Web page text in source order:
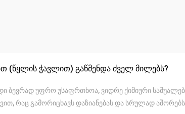
(წყლის ჭავლით) გაწმენდა ძველ მილებს?
ბევრად უფრო უსაფრთხოა, ვიდრე ქიმიური
რაც გამორიცხავს დაზიანებას და სრულად